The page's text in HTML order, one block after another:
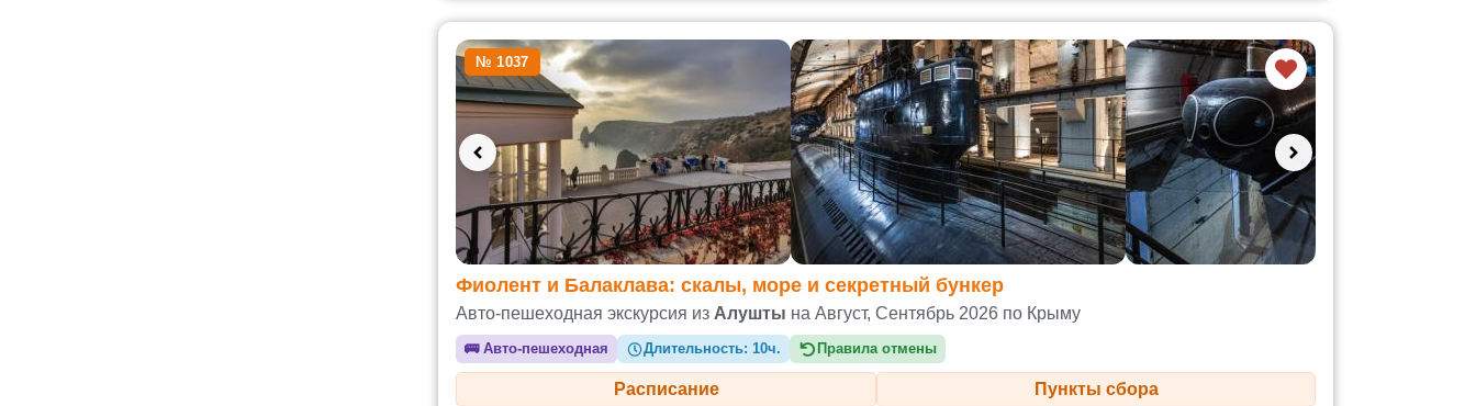
№ 1037
Фиолент и Балаклава: скалы, море и секретный бункер
Авто-пешеходная экскурсия из Алушты на Август, Сентябрь 2026 по Крыму
🚌Авто-пешеходная Длительность:10ч. Правила отмены
Расписание Пункты сбора